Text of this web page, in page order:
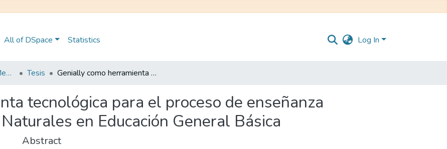
All of DSpace Statistics Log In
Maestría en Educación Mención en Pedagogía en Entornos Digitales Tesis Genially como herramienta tecnológica para el proceso de enseñanza aprendizaje de Ciencias Naturales en Educación General Básica
tecnológica para el proceso de enseñanza
en Educación General Básica
Abstract